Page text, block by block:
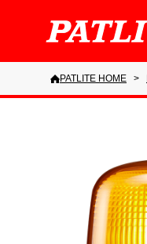
PATLITE HOME